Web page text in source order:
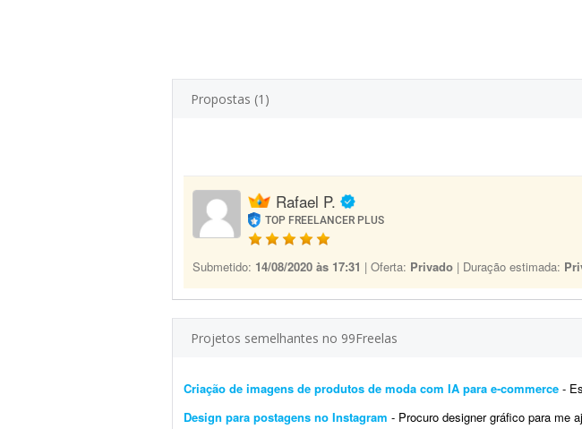
Propostas (1)
Rafael P.
TOP FREELANCER PLUS
Submetido: 14/08/2020 às 17:31 | Oferta: Privado | Duração estimada:
Projetos semelhantes no 99Freelas
Criação de imagens de produtos de moda com IA para e-commerce -
Design para postagens no Instagram - Procuro designer gráfico para me ajudar nas postagens